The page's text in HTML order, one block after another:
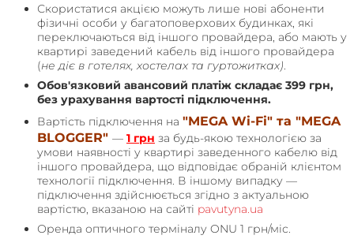
Скористатися акцією можуть лише нові абоненти
фізичні особи у багатоповерхових будинках, які
переключаються від іншого провайдера, або мають у
квартирі заведений кабель від іншого провайдера
(не діє в готелях, хостелах та гуртожитках).
Обов'язковий авансовий платіж складає 399 грн,
без урахування вартості підключення.
Вартість підключення на "MEGA Wi-Fi" та "MEGA
BLOGGER" — 1 грн за будь-якою технологією за
умови наявності у квартирі заведенного кабелю від
іншого провайдера, що відповідає обраній клієнтом
технології підключення. В іншому випадку —
підключення здійснюється згідно з актуальною
вартістю, вказаною на сайті pavutyna.ua
Оренда оптичного терміналу ONU 1 грн/міс.